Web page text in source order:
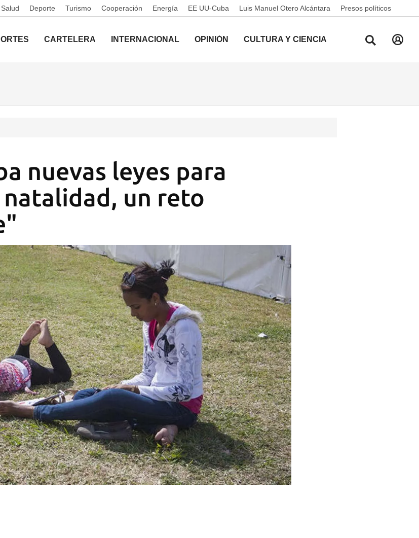
Salud Deporte Turismo Cooperación Energía EE UU-Cuba Luis Manuel Otero Alcántara Presos políticos
CARTELERA INTERNACIONAL OPINIÓN CULTURA Y CIENCIA
nuevas leyes para
un reto